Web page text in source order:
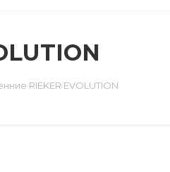
RIEKER EVOLUTION